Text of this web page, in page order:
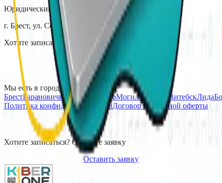
Юридический адрес: РБ, 224030,
г. Брест, ул. Советская, д. 85-1, пом. 1-60.
Хотите записаться? Оставьте заявку
Оставить заявку
Мы есть в городах:
БрестБарановичиБорисов ГродноМогилевПинскВитебскЛида
Политика конфиденциальностиДоговор публичной оферты
Хотите записаться? Оставьте заявку
Оставить заявку